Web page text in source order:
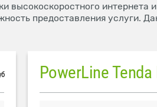
предоставления
PowerLine Tenda